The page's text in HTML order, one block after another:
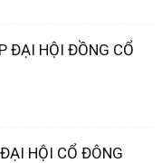
ĐẠI HỘI ĐỒNG CỔ
HỘI CỔ ĐÔNG